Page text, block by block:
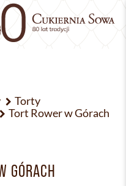
Torty
Tort Rower w Górach
GÓRACH